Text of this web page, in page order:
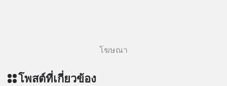
โฆษณา
โพสต์ที่เกี่ยวข้อง